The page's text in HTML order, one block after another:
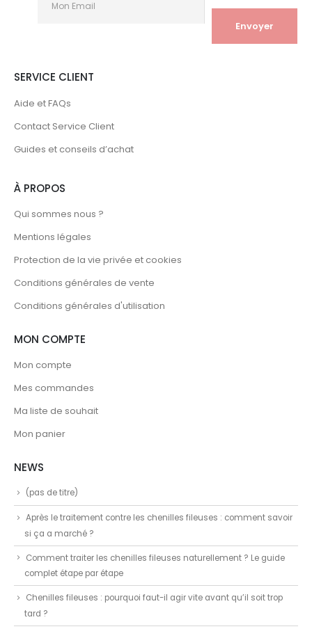
SERVICE CLIENT
Aide et FAQs
Contact Service Client
Guides et conseils d’achat
À PROPOS
Qui sommes nous ?
Mentions légales
Protection de la vie privée et cookies
Conditions générales de vente
Conditions générales d'utilisation
MON COMPTE
Mon compte
Mes commandes
Ma liste de souhait
Mon panier
NEWS
(pas de titre)
Après le traitement contre les chenilles fileuses : comment savoir
si ça a marché ?
Comment traiter les chenilles fileuses naturellement ? Le guide
complet étape par étape
Chenilles fileuses : pourquoi faut-il agir vite avant qu’il soit trop
tard ?